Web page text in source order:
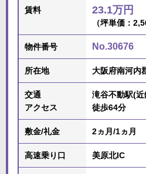
賃料 23.1万円
（坪単価：
物件番号 No.30676
所在地 大阪府南河内
交通
アクセス
滝谷不動駅(
徒歩64分
敷金/礼金 2ヵ月/1ヵ月
高速乗り口 美原北IC